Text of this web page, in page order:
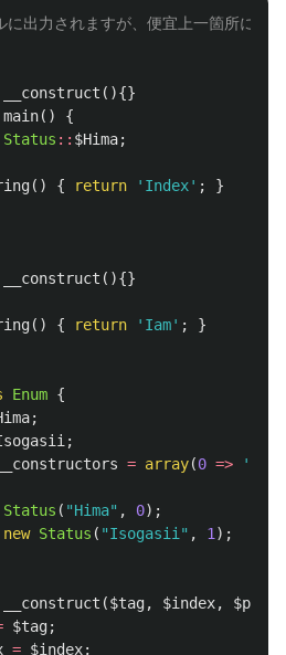
出力されますが、便宜上一箇所に記
__construct (){}
main()
{
Status :: $Hima;
() { return 'Index' ;
}
__construct (){}
() { return 'Iam' ;
}
Enum {
;
;
= array(0 =>
Status ( "Hima" , 0);
new Status ( "Isogasii" , 1 );
__construct ($tag, $index,
$tag;
= $index;